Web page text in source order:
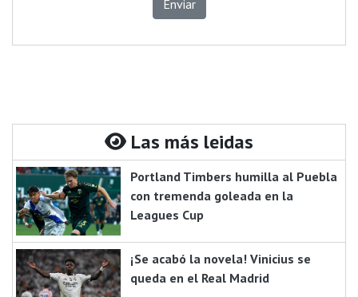
Enviar
Las más leidas
Portland Timbers humilla al Puebla
con tremenda goleada en la
Leagues Cup
¡Se acabó la novela! Vinicius se
queda en el Real Madrid